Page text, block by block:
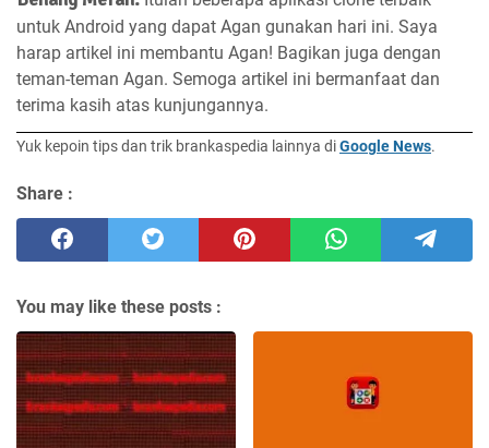
untuk Android yang dapat Agan gunakan hari ini. Saya
harap artikel ini membantu Agan! Bagikan juga dengan
teman-teman Agan. Semoga artikel ini bermanfaat dan
terima kasih atas kunjungannya.
Yuk kepoin tips dan trik brankaspedia lainnya diGoogle News.
Share :
You may like these posts :